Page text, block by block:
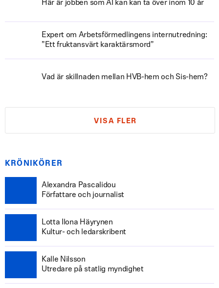
Här är jobben som AI kan kan ta över inom 10 år
Expert om Arbetsförmedlingens internutredning:
”Ett fruktansvärt karaktärsmord”
Vad är skillnaden mellan HVB-hem och Sis-hem?
VISA FLER
KRÖNIKÖRER
Alexandra Pascalidou
Författare och journalist
Lotta Ilona Häyrynen
Kultur- och ledarskribent
Kalle Nilsson
Utredare på statlig myndighet